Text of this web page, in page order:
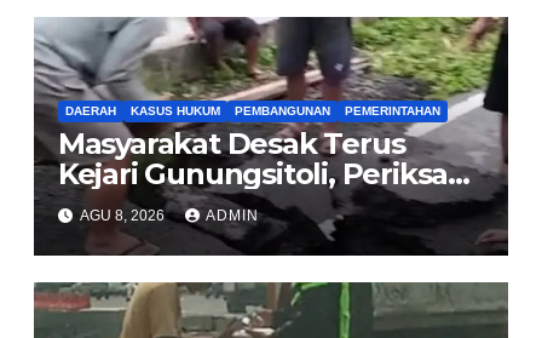
DAERAH KASUS HUKUM PEMBANGUNAN PEMERINTAHAN
Masyarakat Desak Terus
Kejari Gunungsitoli, Periksa
dan Usut Tuntas Dugaan
Korupsi Proyek Jalan
Sirombu-Afulu (MYC) Senilai
Rp321 Miliar
AGU 8, 2026 ADMIN